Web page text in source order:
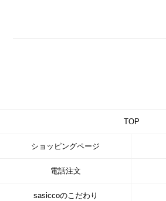
TOP
ショッピングページ
電話注文
sasiccoのこだわり